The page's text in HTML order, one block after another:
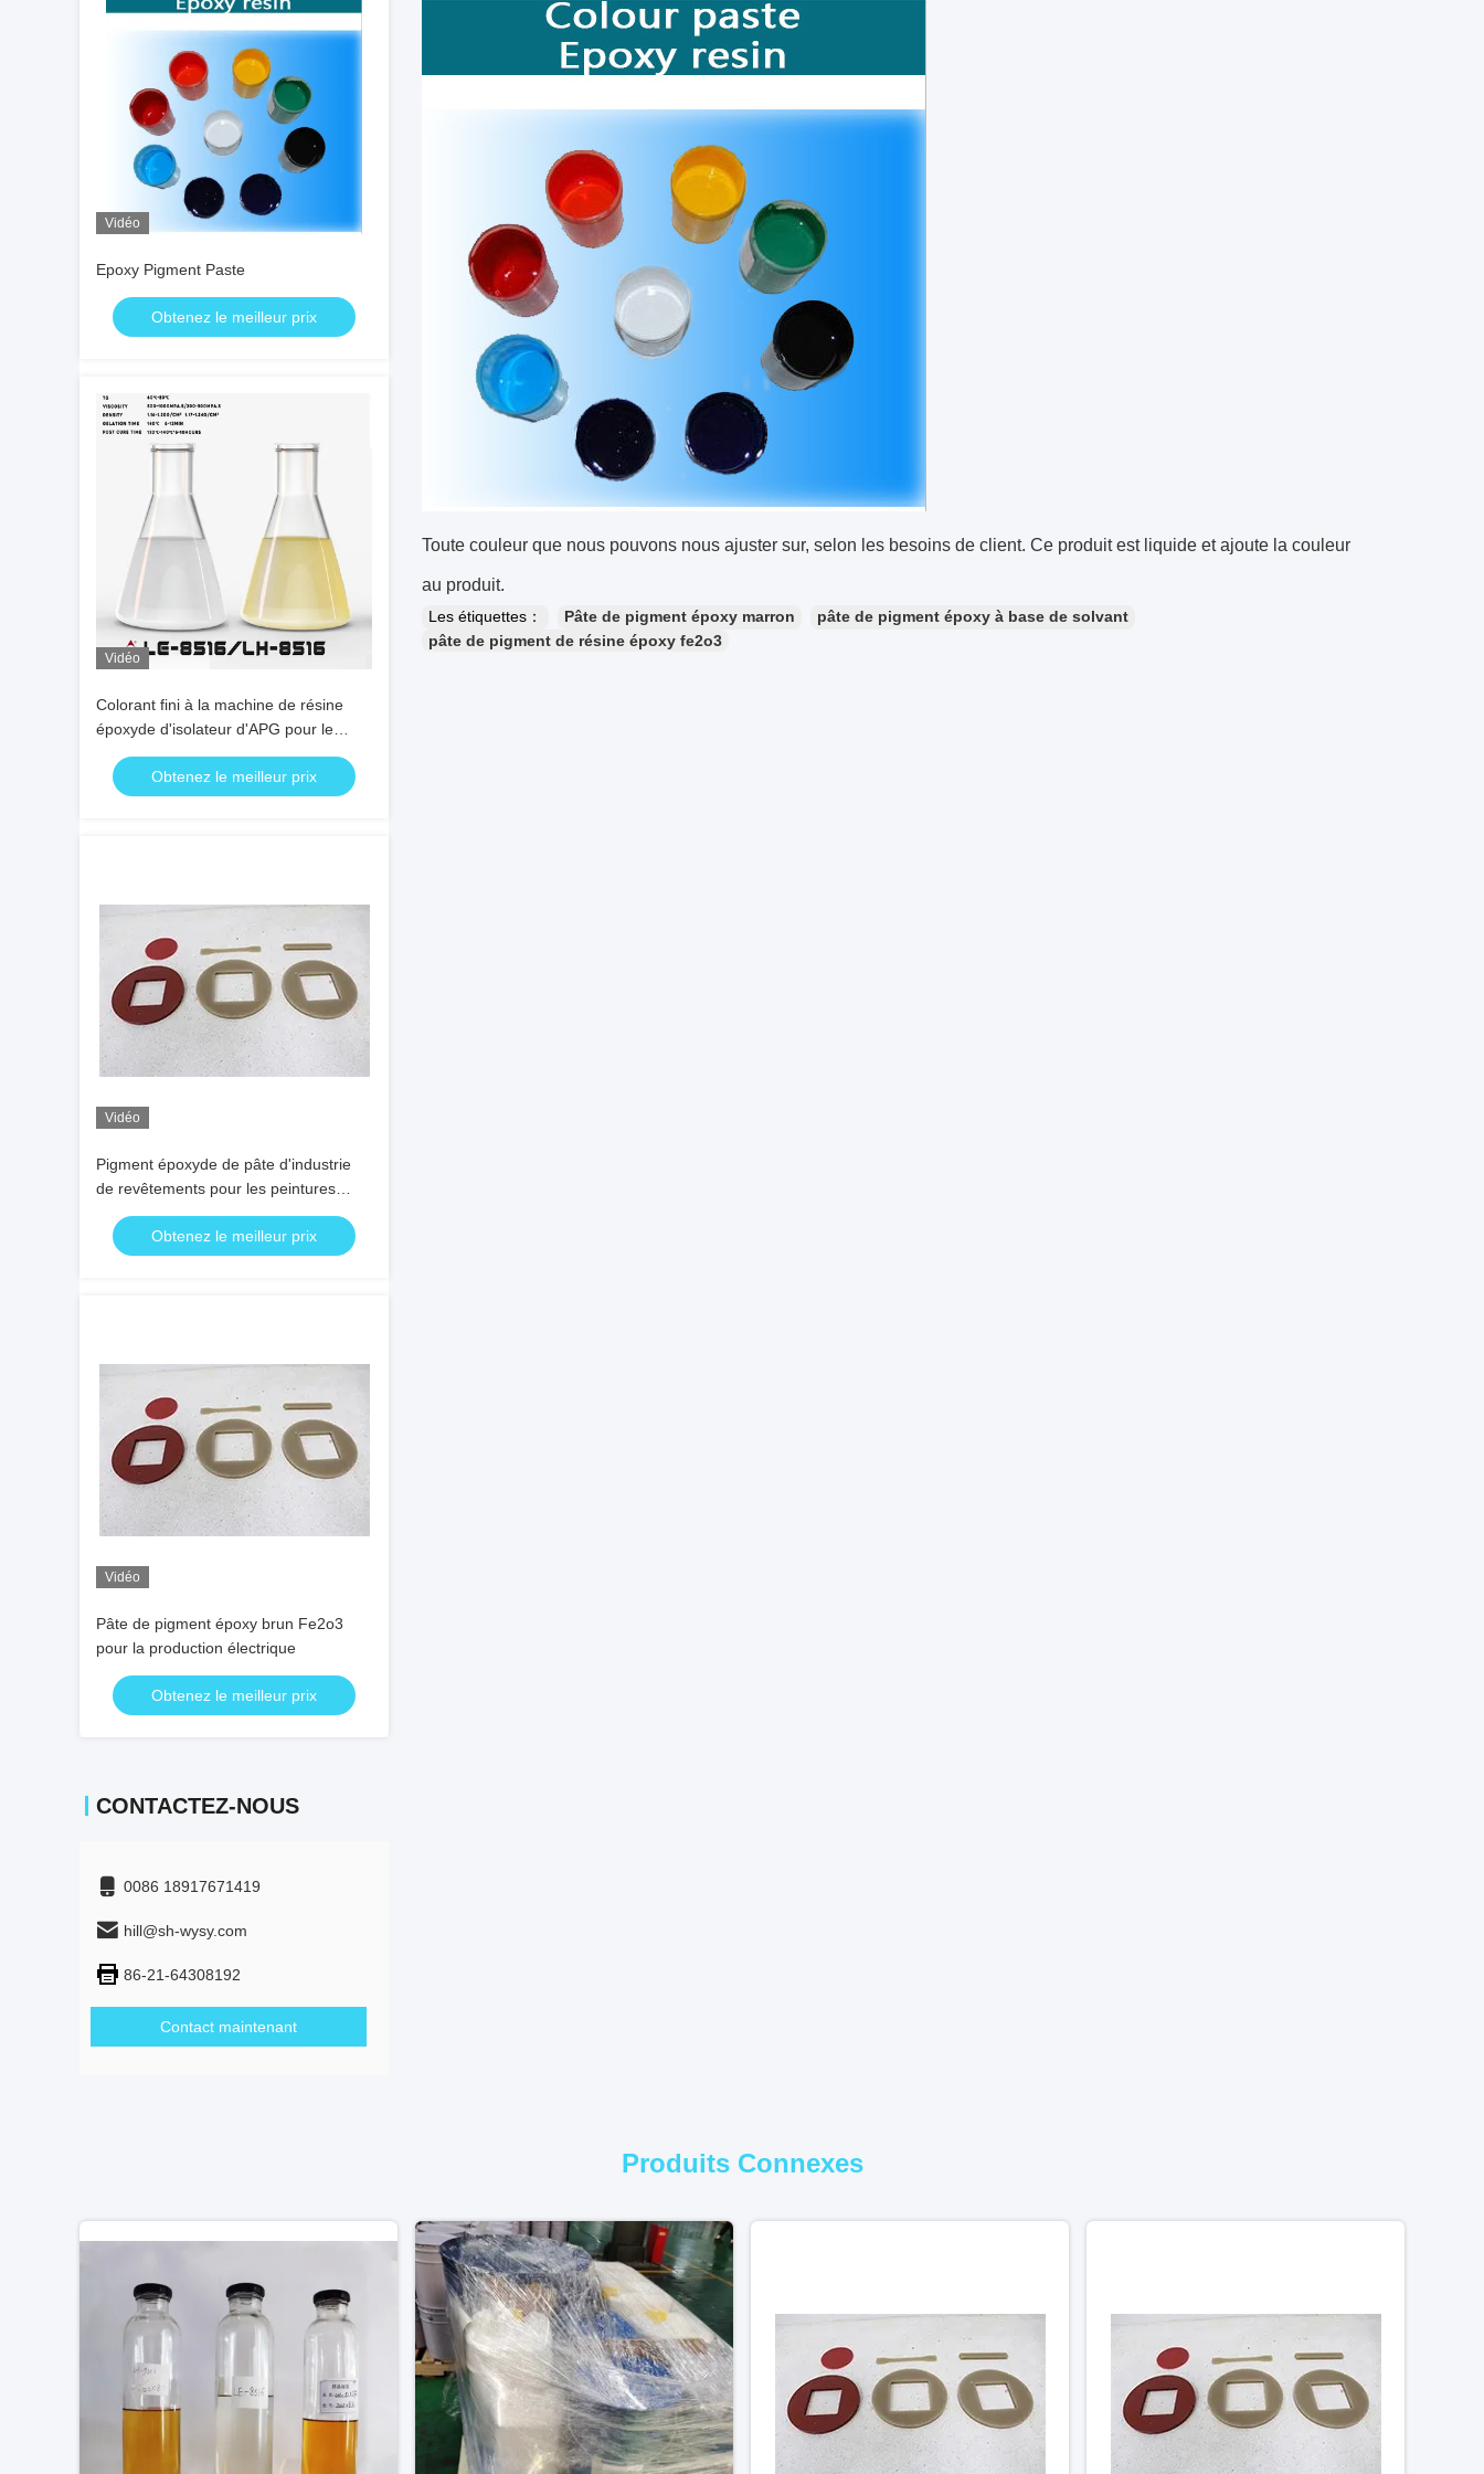
Vidéo
Epoxy Pigment Paste
Obtenez le meilleur prix
Vidéo
Colorant fini à la machine de résine
époxyde d'isolateur d'APG pour le
processus d'APG
Obtenez le meilleur prix
Vidéo
Pigment époxyde de pâte d'industrie
de revêtements pour les peintures
décoratives
Obtenez le meilleur prix
Vidéo
Pâte de pigment époxy brun Fe2o3
pour la production électrique
Obtenez le meilleur prix
CONTACTEZ-NOUS
0086 18917671419
hill@sh-wysy.com
86-21-64308192
Contact maintenant
Toute couleur que nous pouvons nous ajuster sur, selon les besoins de client. Ce produit est liquide et ajoute la couleur
au produit.
Les étiquettes： Pâte de pigment époxy marron
pâte de pigment époxy à base de solvant
pâte de pigment de résine époxy fe2o3
Produits Connexes